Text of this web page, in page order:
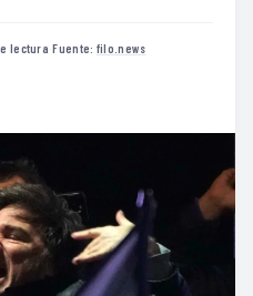
lectura·Fuente: filo.news